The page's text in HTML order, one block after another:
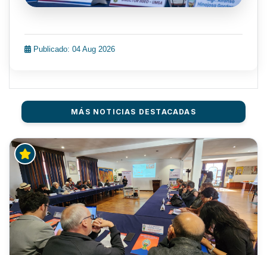
Publicado: 04 Aug 2026
MÁS NOTICIAS DESTACADAS